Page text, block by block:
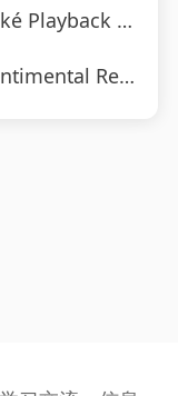
Jacques Dutronc-Karaoke
John Leyton